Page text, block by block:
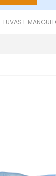
LUVAS E